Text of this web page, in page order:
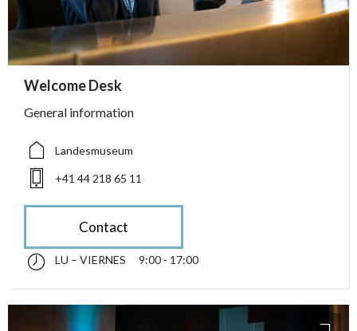
accessibility.sr-only.person_card_info
Welcome Desk
General information
accessibility.sr-only.museum
Landesmuseum
accessibility.sr-only.phone
+41 44 218 65 11
Contact
accessibility.sr-only.opening_hours
lunes till viernes 09:00 - 17:00
LU – VIERNES 9:00 - 17:00